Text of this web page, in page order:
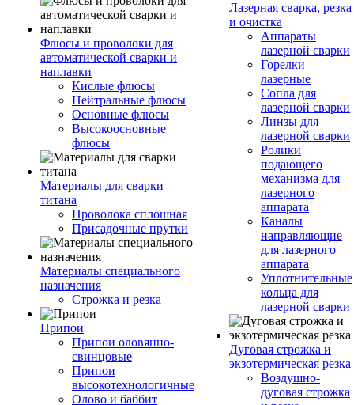
Флюсы и проволоки для
автоматической сварки и
наплавки
Кислые флюсы
Нейтральные флюсы
Основные флюсы
Высокоосновные
флюсы
Материалы для сварки
титана
Проволока сплошная
Присадочные прутки
Материалы специального
назначения
Строжка и резка
Припои
Припои оловянно-
свинцовые
Припои
высокотехнологичные
Олово и баббит
Лазерная сварка, резка
и очистка
Аппараты
лазерной сварки
Горелки
лазерные
Сопла для
лазерной сварки
Линзы для
лазерной сварки
Ролики
подающего
механизма для
лазерного
аппарата
Каналы
направляющие
для лазерного
аппарата
Уплотнительные
кольца для
лазерной сварки
Дуговая строжка и
экзотермическая резка
Воздушно-
дуговая строжка